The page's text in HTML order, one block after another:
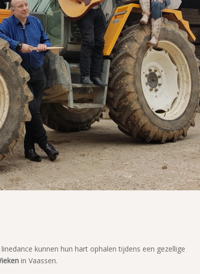
kunnen hun hart ophalen tijdens een gezellige
in Vaassen.